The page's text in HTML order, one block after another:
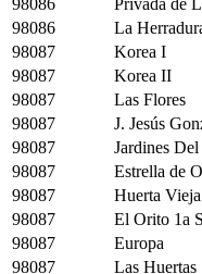
98086
La
98087
Korea I
98087
Korea II
98087
Las Flores
98087
J. Jesús
98087
Jardines Del
98087
Estrella de
98087
Huerta Vieja
98087
El Orito 1a
98087
Europa
98087
Las Huertas